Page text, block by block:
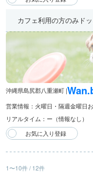
カフェ利用の方のみド
沖縄県島尻郡八重瀬町 |
営業情報：火曜日・隔週金曜
リアルタイム：ー（情報なし）
1〜10件 / 12件